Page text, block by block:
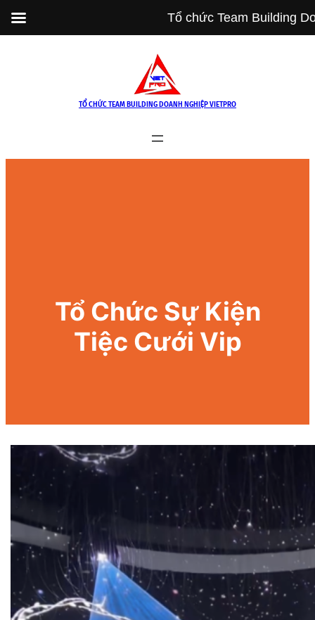
TỔ CHỨC TEAM BUILDING DOANH NGHIỆP VIETPRO
Tổ Chức Sự Kiện
Tiệc Cưới Vip
Tổ chức Team Building